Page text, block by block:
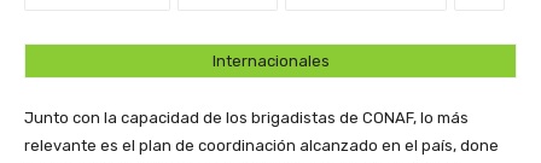
Internacionales
Junto con la capacidad de los brigadistas de CONAF, lo más
relevante es el plan de coordinación alcanzado en el país, done